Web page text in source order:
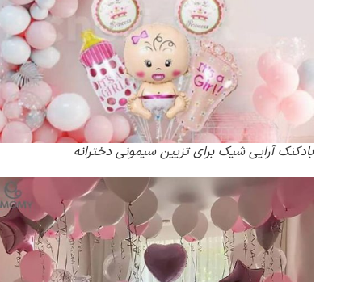
بادکنک آرایی شیک برای تزیین سیمونی دخترانه